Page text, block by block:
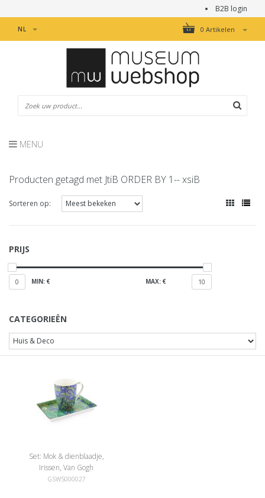
B2B login
0 Artikelen
NL
MENU
Producten getagd met JtiB ORDER BY 1-- xsiB
Sorteren op:
PRIJS
0 MIN: € MAX: € 10
CATEGORIEËN
Set: Mok & dienblaadje,
Irissen, Van Gogh
GSWS000027